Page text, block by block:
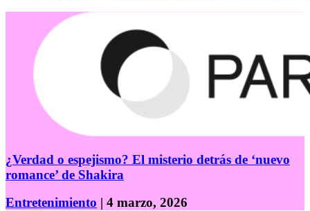
¿Verdad o espejismo? El misterio detrás de ‘nuevo
romance’ de Shakira
Entretenimiento | 4 marzo, 2026